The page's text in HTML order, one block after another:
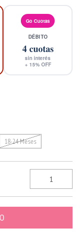
Go Cuotas
DÉBITO
4cuotas
sin interés
+ 15% OFF
18-24 Meses